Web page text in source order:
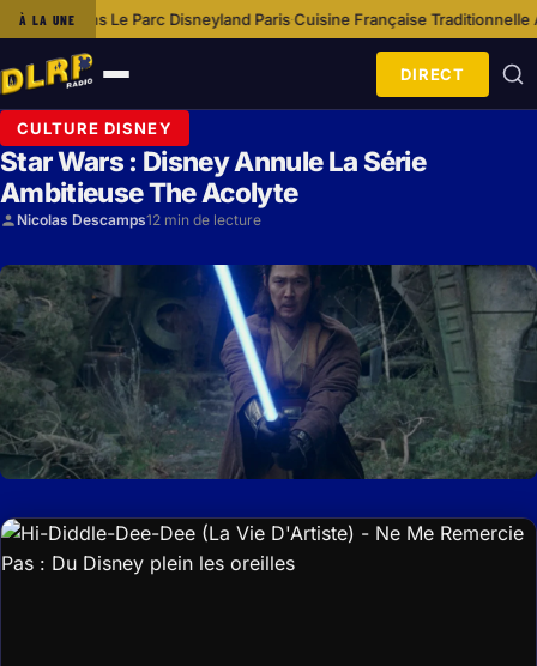
À LA UNE Paris·Cuisine Française Traditionnelle À Disneyland Paris·
Ouvrir
le
menu
DIRECT
CULTURE DISNEY
Star Wars : Disney Annule La Série
Ambitieuse The Acolyte
Nicolas Descamps12 min de lecture